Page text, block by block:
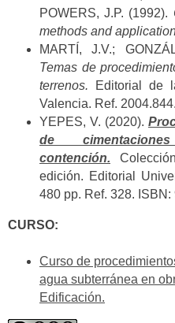
POWERS, J.P. (1992).
methods and
MARTÍ, J.V.;
Temas de
terrenos.
Editorial de
Valencia. Ref.
YEPES, V. (2020).
de
contención.
edición. Editorial
480 pp. Ref. 328.
CURSO:
Curso de
agua subterránea en
Edificación.